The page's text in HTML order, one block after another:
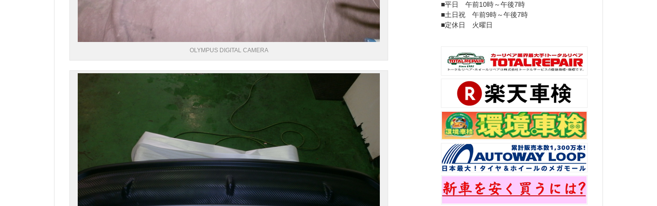
OLYMPUS DIGITAL CAMERA
■平日 午前10時～午後7時
■土日祝 午前9時～午後7時
■定休日 火曜日